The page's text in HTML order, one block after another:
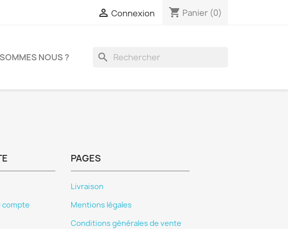
 Connexion shopping_cart Panier (0)
NOUS ? search
compte
PAGES
Livraison
Mentions légales
Conditions générales de vente